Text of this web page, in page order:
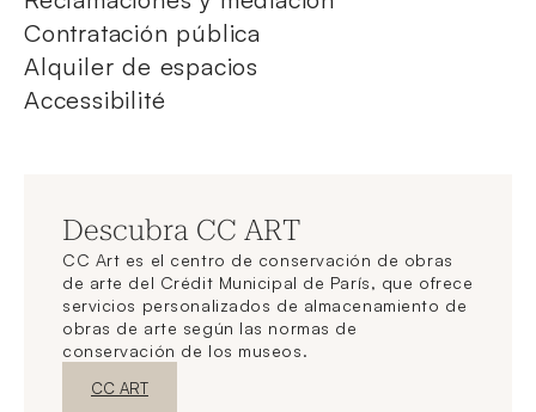
Contratación pública
Alquiler de espacios
Accessibilité
Descubra CC ART
CC Art es el centro de conservación de obras
de arte del Crédit Municipal de París, que ofrece
servicios personalizados de almacenamiento de
obras de arte según las normas de
conservación de los museos.
Nueva ventanaDescubrir
CC ART